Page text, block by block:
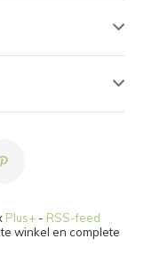
Plus+ - RSS-feed
winkel en complete